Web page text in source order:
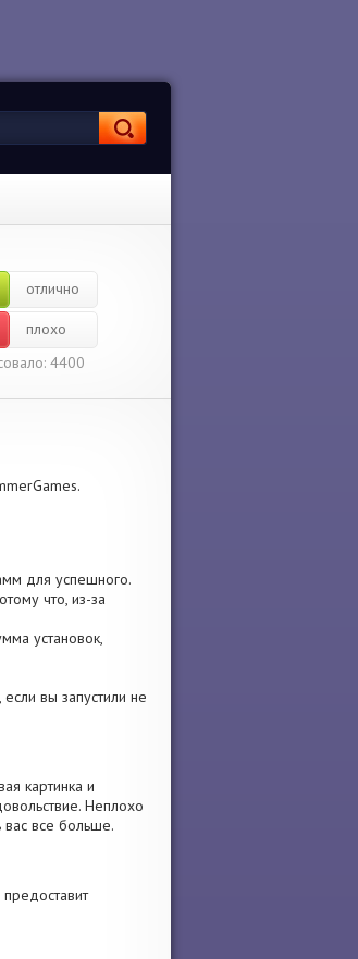
отлично
плохо
4400
для успешного.
что, из-за
установок,
вы запустили не
картинка и
Неплохо
вас все больше.